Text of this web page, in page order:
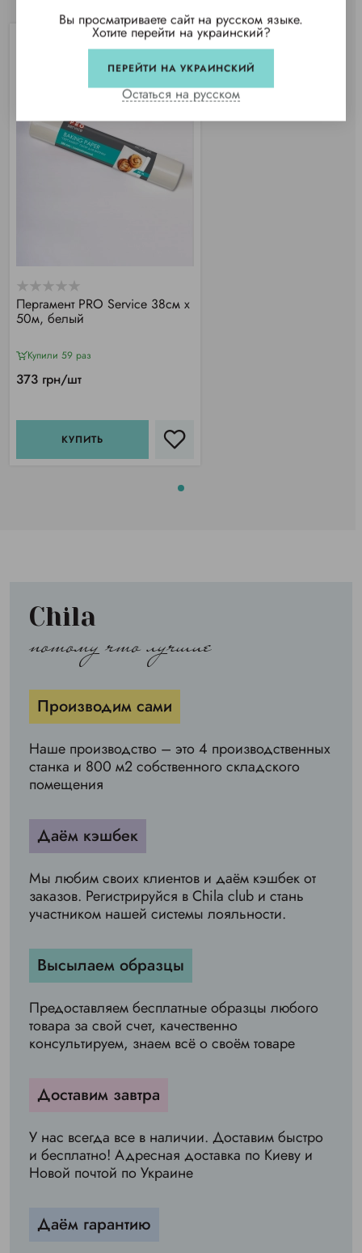
Пергамент PRO Service 38см х
50м, белый
Купили 59 раз
373 грн/шт
КУПИТЬ
Chila
потому что лучшие
Производим сами
Наше производство – это 4 производственных
станка и 800 м2 собственного складского
помещения
Даём кэшбек
Мы любим своих клиентов и даём кэшбек от
заказов. Регистрируйся в Chila club и стань
участником нашей системы лояльности.
Высылаем образцы
Предоставляем бесплатные образцы любого
товара за свой счет, качественно
консультируем, знаем всё о своём товаре
Доставим завтра
У нас всегда все в наличии. Доставим быстро
и бесплатно! Адресная доставка по Киеву и
Новой почтой по Украине
Даём гарантию
Вы просматриваете сайт на русском языке.
Хотите перейти на украинский?
ПЕРЕЙТИ НА УКРАИНСКИЙ
Остаться на русском